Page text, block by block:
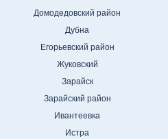
Домодедовский район
Дубна
Егорьевский район
Жуковский
Зарайск
Зарайский район
Ивантеевка
Истра